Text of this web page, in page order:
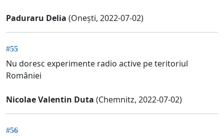
Paduraru Delia (Onești, 2022-07-02)
#55
Nu doresc experimente radio active pe teritoriul
României
Nicolae Valentin Duta (Chemnitz, 2022-07-02)
#56